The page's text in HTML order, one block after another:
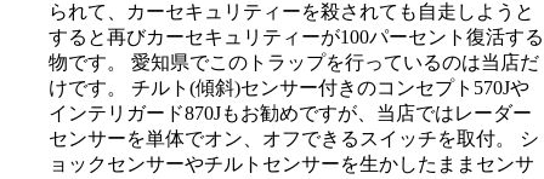
られて、カーセキュリティーを殺されても自走しようと
すると再びカーセキュリティーが100パーセント復活する
物です。 愛知県でこのトラップを行っているのは当店だ
けです。 チルト(傾斜)センサー付きのコンセプト570Jや
インテリガード870Jもお勧めですが、当店ではレーダー
センサーを単体でオン、オフできるスイッチを取付。 シ
ョックセンサーやチルトセンサーを生かしたままセンサ